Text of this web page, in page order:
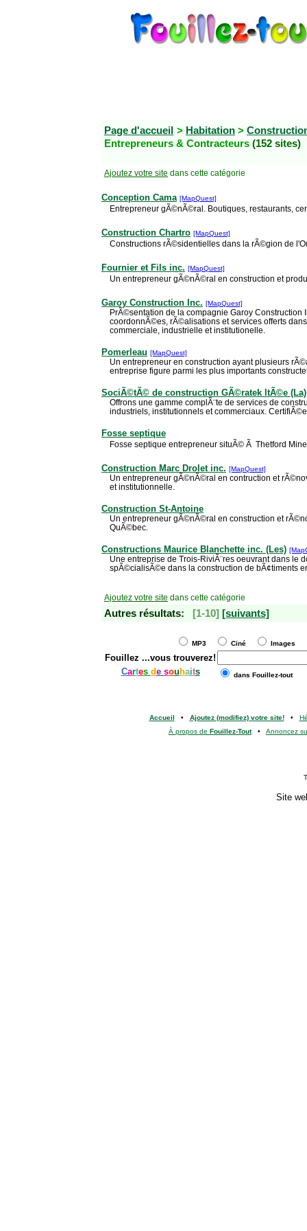
Page d'accueil > Habitation >
Entrepreneurs & Contracteurs (152 sites)
Ajoutez votre site dans cette catégorie
Conception Cama [MapQuest]
Entrepreneur gÃ©nÃ©ral. Boutiques, restaurants,
Construction Chartro [MapQuest]
Constructions rÃ©sidentielles dans la rÃ©gion de
Fournier et Fils inc. [MapQuest]
Un entrepreneur gÃ©nÃ©ral en construction et
Garoy Construction Inc. [MapQuest]
PrÃ©sentation de la compagnie Garoy Construction
coordonnÃ©es, rÃ©alisations et services offerts
commerciale, industrielle et institutionelle.
Pomerleau [MapQuest]
Un entrepreneur en construction ayant plusieurs
entreprise figure parmi les plus importants
SociÃ©tÃ© de construction GÃ©ratek ltÃ©e (La)
Offrons une gamme complÃ¨te de services de
industriels, institutionnels et commerciaux.
Fosse septique
Fosse septique entrepreneur situÃ© Ã Thetford
Construction Marc Drolet inc. [MapQuest]
Un entrepreneur gÃ©nÃ©ral en contruction et
et institutionnelle.
Construction St-Antoine
Un entrepreneur gÃ©nÃ©ral en construction et
QuÃ©bec.
Constructions Maurice Blanchette inc. (Les)
Une entreprise de Trois-RiviÃ¨res oeuvrant dans le
spÃ©cialisÃ©e dans la construction de bÃ¢timents
Ajoutez votre site dans cette catégorie
Autres résultats: [1-10] [suivants]
MP3 Ciné Images
Fouillez ...vous trouverez!
Cartes de sou haits dans Fouillez-tout
Accueil • Ajoutez (modifiez) votre site!•
À propos de Fouillez-Tout• Annoncez
Site